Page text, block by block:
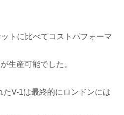
トに比べてコストパフォーマ
生産可能でした。
V-1は最終的にロンドンには